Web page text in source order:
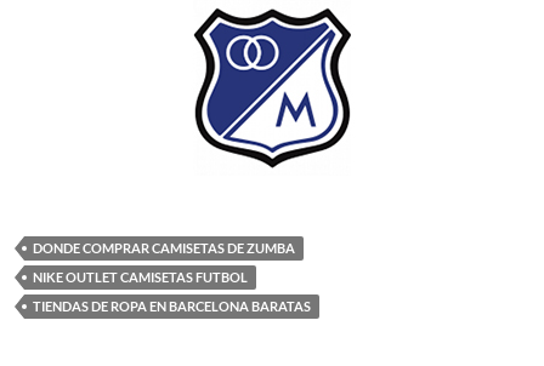
DONDE COMPRAR CAMISETAS DE ZUMBA
NIKE OUTLET CAMISETAS FUTBOL
TIENDAS DE ROPA EN BARCELONA BARATAS